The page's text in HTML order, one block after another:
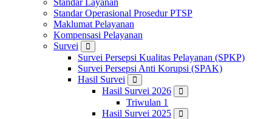
Standar Layanan
Standar Operasional Prosedur PTSP
Maklumat Pelayanan
Kompensasi Pelayanan
Survei
Survei Persepsi Kualitas Pelayanan (SPKP)
Survei Persepsi Anti Korupsi (SPAK)
Hasil Survei
Hasil Survei 2026
Triwulan 1
Hasil Survei 2025